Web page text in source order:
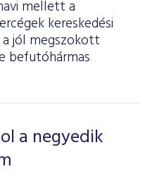
mellett a
kereskedési
jól megszokott
befutóhármas
a negyedik